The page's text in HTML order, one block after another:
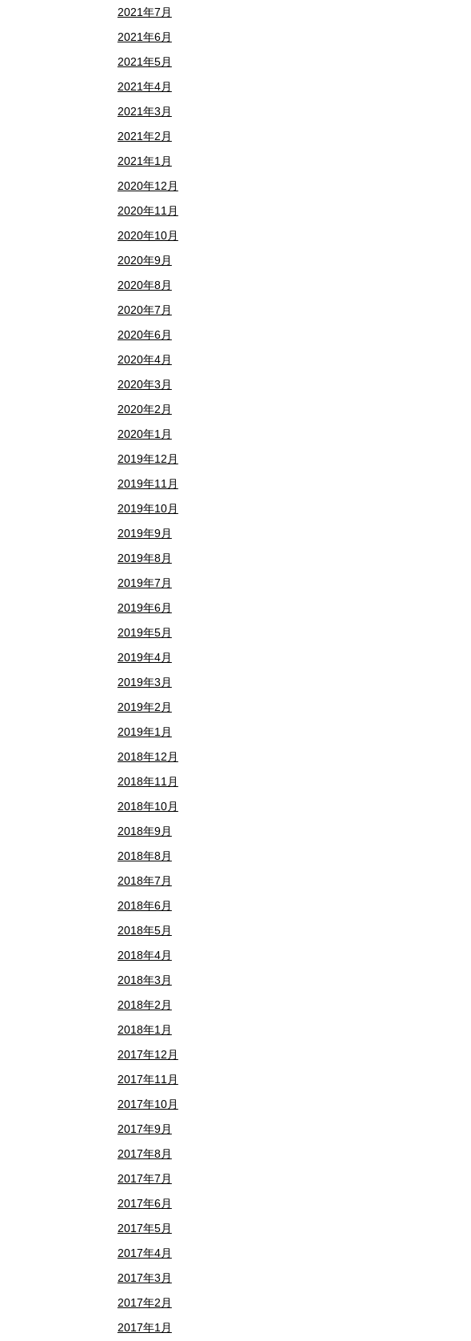
2021年7月
2021年6月
2021年5月
2021年4月
2021年3月
2021年2月
2021年1月
2020年12月
2020年11月
2020年10月
2020年9月
2020年8月
2020年7月
2020年6月
2020年4月
2020年3月
2020年2月
2020年1月
2019年12月
2019年11月
2019年10月
2019年9月
2019年8月
2019年7月
2019年6月
2019年5月
2019年4月
2019年3月
2019年2月
2019年1月
2018年12月
2018年11月
2018年10月
2018年9月
2018年8月
2018年7月
2018年6月
2018年5月
2018年4月
2018年3月
2018年2月
2018年1月
2017年12月
2017年11月
2017年10月
2017年9月
2017年8月
2017年7月
2017年6月
2017年5月
2017年4月
2017年3月
2017年2月
2017年1月